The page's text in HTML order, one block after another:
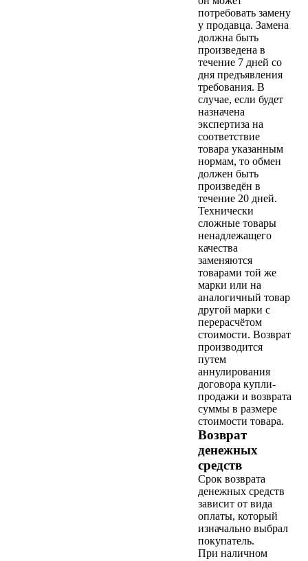
потребовать замену
у продавца. Замена
должна быть
произведена в
течение 7 дней со
дня предъявления
требования. В
случае, если будет
назначена
экспертиза на
соответствие
товара указанным
нормам, то обмен
должен быть
произведён в
течение 20 дней.
Технически
сложные товары
ненадлежащего
качества
заменяются
товарами той же
марки или на
аналогичный товар
другой марки с
перерасчётом
стоимости. Возврат
производится
путем
аннулирования
договора купли-
продажи и возврата
суммы в размере
стоимости товара.
Возврат
денежных
средств
Срок возврата
денежных средств
зависит от вида
оплаты, который
изначально выбрал
покупатель.
При наличном